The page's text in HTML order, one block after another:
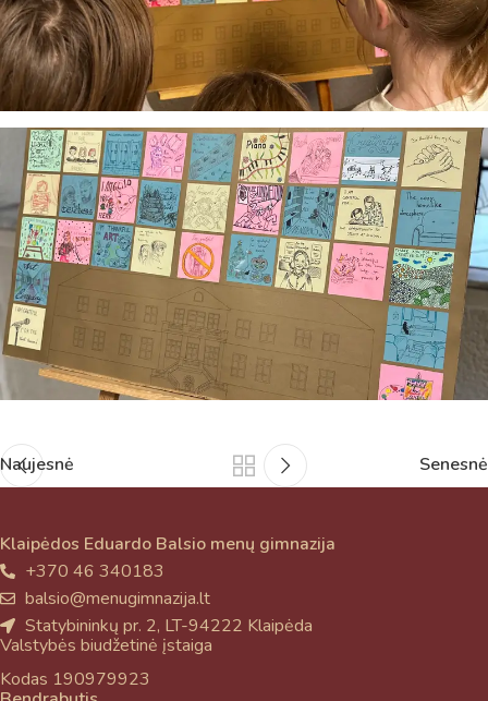
Naujesnė Senesnė
Klaipėdos Eduardo Balsio menų gimnazija
+370 46 340183
balsio@menugimnazija.lt
Statybininkų pr. 2, LT-94222 Klaipėda
Valstybės biudžetinė įstaiga
Kodas 190979923